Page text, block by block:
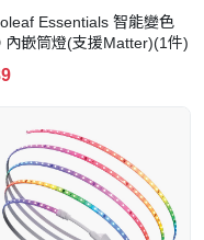
Essentials 智能變色
內嵌筒燈(支援Matter)(1件)